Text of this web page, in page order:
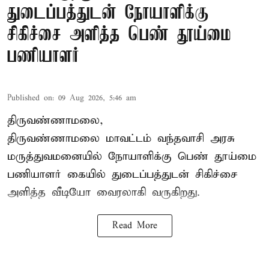
துடைப்பத்துடன் நோயாளிக்கு
சிகிச்சை அளித்த பெண் தூய்மை
பணியாளர்
Published on: 09 Aug 2026, 5:46 am
திருவண்ணாமலை,
திருவண்ணாமலை மாவட்டம் வந்தவாசி அரசு
மருத்துவமனையில் நோயாளிக்கு பெண் தூய்மை
பணியாளர் கையில் துடைப்பத்துடன் சிகிச்சை
அளித்த வீடியோ வைரலாகி வருகிறது.
Read More